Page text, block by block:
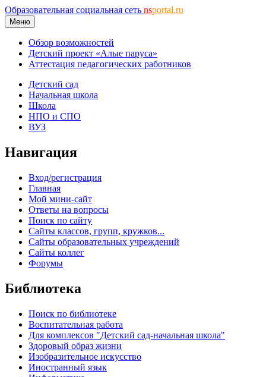
Образовательная социальная сеть nsportal.ru
Меню
Обзор возможностей
Детский проект «Алые паруса»
Аттестация педагогических работников
Детский сад
Начальная школа
Школа
НПО и СПО
ВУЗ
Навигация
Вход/регистрация
Главная
Мой мини-сайт
Ответы на вопросы
Поиск по сайту
Сайты классов, групп, кружков...
Сайты образовательных учреждений
Сайты коллег
Форумы
Библиотека
Поиск по библиотеке
Воспитательная работа
Для комплексов "Детский сад-начальная школа"
Здоровый образ жизни
Изобразительное искусство
Иностранный язык